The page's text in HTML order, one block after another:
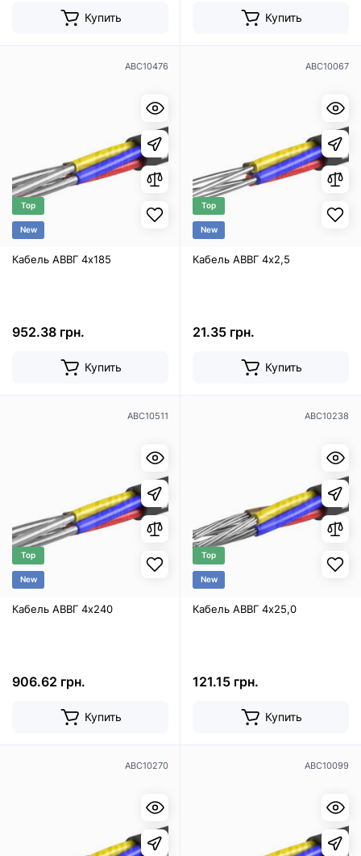
Купить Купить
ABC10476
Top
New
Кабель АВВГ 4х185
952.38 грн.
Купить
ABC10067
Top
New
Кабель АВВГ 4х2,5
21.35 грн.
Купить
ABC10511
Top
New
Кабель АВВГ 4х240
906.62 грн.
Купить
ABC10238
Top
New
Кабель АВВГ 4х25,0
121.15 грн.
Купить
ABC10270 ABC10099